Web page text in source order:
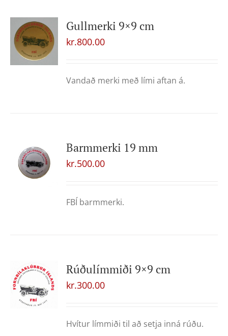
Gullmerki 9×9 cm
kr.800.00
Vandað merki með lími aftan á.
Barmmerki 19 mm
kr.500.00
FBÍ barmmerki.
Rúðulímmiði 9×9 cm
kr.300.00
Hvítur límmiði til að setja inná rúðu.